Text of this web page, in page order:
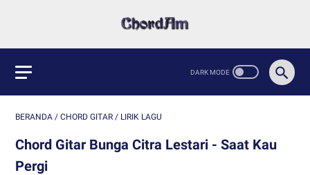
BERANDA / CHORD GITAR / LIRIK LAGU
Chord Gitar Bunga Citra Lestari - Saat Kau
Pergi